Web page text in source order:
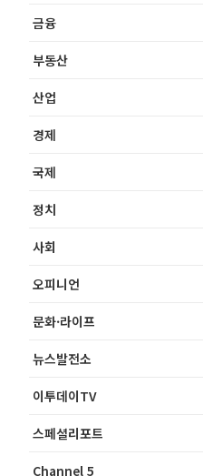
금융
부동산
산업
경제
국제
정치
사회
오피니언
문화·라이프
뉴스발전소
이투데이TV
스페셜리포트
Channel 5